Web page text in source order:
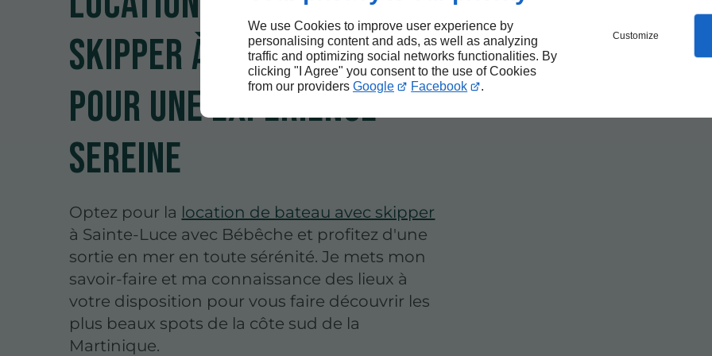
We use Cookies to improve user experience by
personalising content and ads, as well as analyzing
traffic and optimizing social networks functionalities. By
clicking "I Agree" you consent to the use of Cookies
from our providers Google Facebook .
Customize
skipper à Sainte-Luce
pour une expérience
sereine
Optez pour la location de bateau avec skipper
à Sainte-Luce avec Bébêche et profitez d'une
sortie en mer en toute sérénité. Je mets mon
savoir-faire et ma connaissance des lieux à
votre disposition pour vous faire découvrir les
plus beaux spots de la côte sud de la
Martinique.